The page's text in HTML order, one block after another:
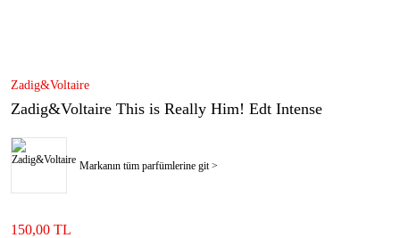
Zadig&Voltaire
Zadig&Voltaire This is Really Him! Edt Intense
Markanın tüm parfümlerine git >
150,00 TL